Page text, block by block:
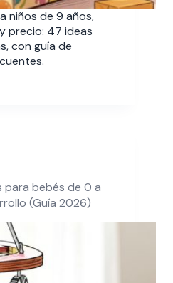
niños de 9 años,
precio: 47 ideas
con guía de
para bebés de 0 a
(Guía 2026)